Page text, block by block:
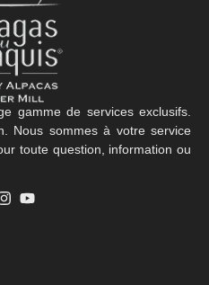
gamme de services exclusifs.
Nous sommes à votre service
toute question, information ou